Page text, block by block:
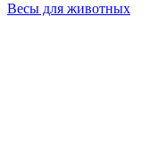
Весы для животных